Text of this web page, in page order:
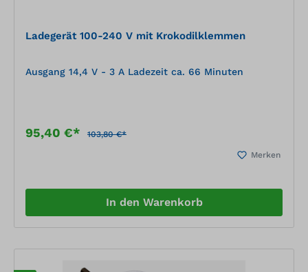
Ladegerät 100-240 V mit Krokodilklemmen
Ausgang 14,4 V - 3 A Ladezeit ca. 66 Minuten
95,40 €* 103,80 €*
Merken
In den Warenkorb